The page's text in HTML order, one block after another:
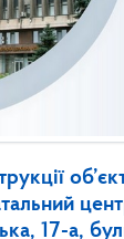
17-а,